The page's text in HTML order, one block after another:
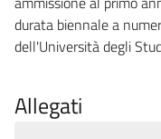
durata biennale a
dell'Università degli
Allegati